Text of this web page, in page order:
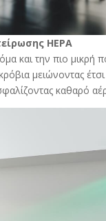
HEPA
και την πιο
μειώνοντας
καθαρό